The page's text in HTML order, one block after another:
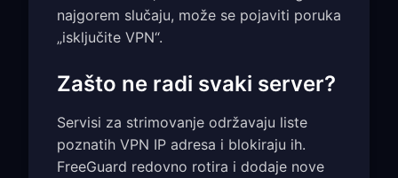
najgorem slučaju, može se pojaviti poruka
„isključite VPN“.
Zašto ne radi svaki server?
Servisi za strimovanje održavaju liste
poznatih VPN IP adresa i blokiraju ih.
FreeGuard redovno rotira i dodaje nove